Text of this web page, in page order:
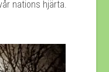
nations hjärta.